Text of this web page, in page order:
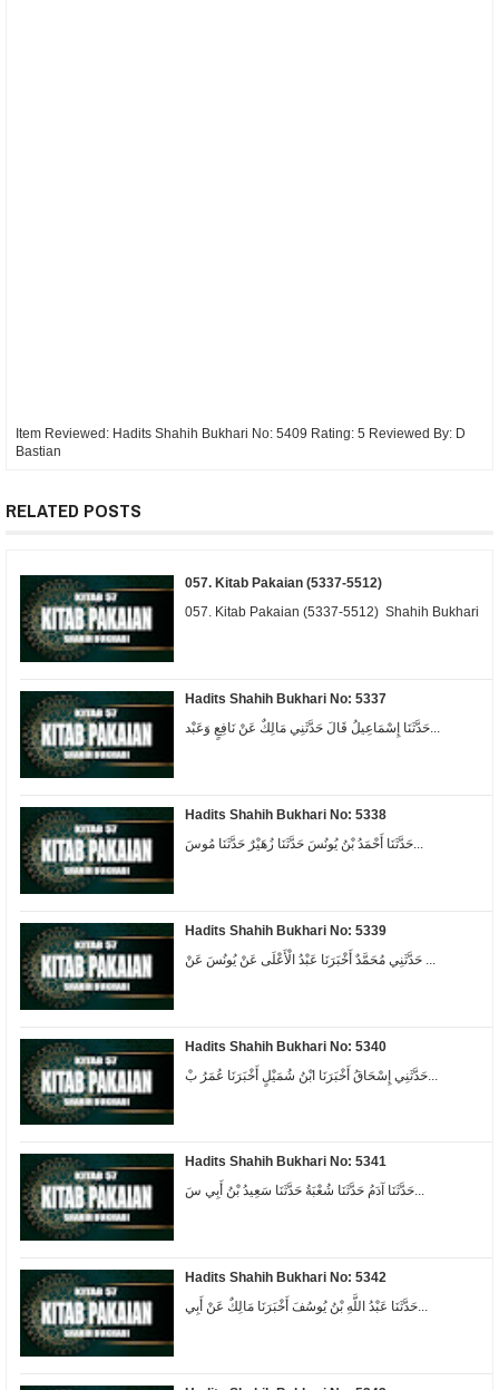
Item Reviewed: Hadits Shahih Bukhari No: 5409 Rating: 5 Reviewed By: D
Bastian
RELATED POSTS
057. Kitab Pakaian (5337-5512)
057. Kitab Pakaian (5337-5512) Shahih Bukhari
Hadits Shahih Bukhari No: 5337
حَدَّثَنَا إِسْمَاعِيلُ قَالَ حَدَّثَنِي مَالِكٌ عَنْ نَافِعٍ وَعَبْد...
Hadits Shahih Bukhari No: 5338
حَدَّثَنَا أَحْمَدُ بْنُ يُونُسَ حَدَّثَنَا زُهَيْرٌ حَدَّثَنَا مُوسَ...
Hadits Shahih Bukhari No: 5339
Hadits Shahih Bukhari No: 5340
Hadits Shahih Bukhari No: 5341
حَدَّثَنَا آدَمُ حَدَّثَنَا شُعْبَةُ حَدَّثَنَا سَعِيدُ بْنُ أَبِي سَ...
Hadits Shahih Bukhari No: 5342
حَدَّثَنَا عَبْدُ اللَّهِ بْنُ يُوسُفَ أَخْبَرَنَا مَالِكٌ عَنْ أَبِي...